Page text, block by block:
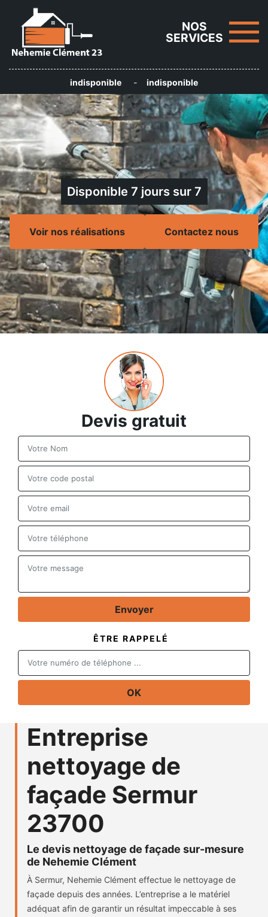
NOS
SERVICES
indisponible - indisponible
Disponible 7 jours sur 7
Voir nos réalisations Contactez nous
Devis gratuit
ÊTRE RAPPELÉ
Entreprise
nettoyage de
façade Sermur
23700
Le devis nettoyage de façade sur-mesure
de Nehemie Clément
À Sermur, Nehemie Clément effectue le nettoyage de
façade depuis des années. L’entreprise a le matériel
adéquat afin de garantir un résultat impeccable à ses